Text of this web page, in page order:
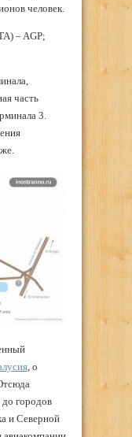
человек.
– AGP;
часть
3.
, о
городов
и Северной